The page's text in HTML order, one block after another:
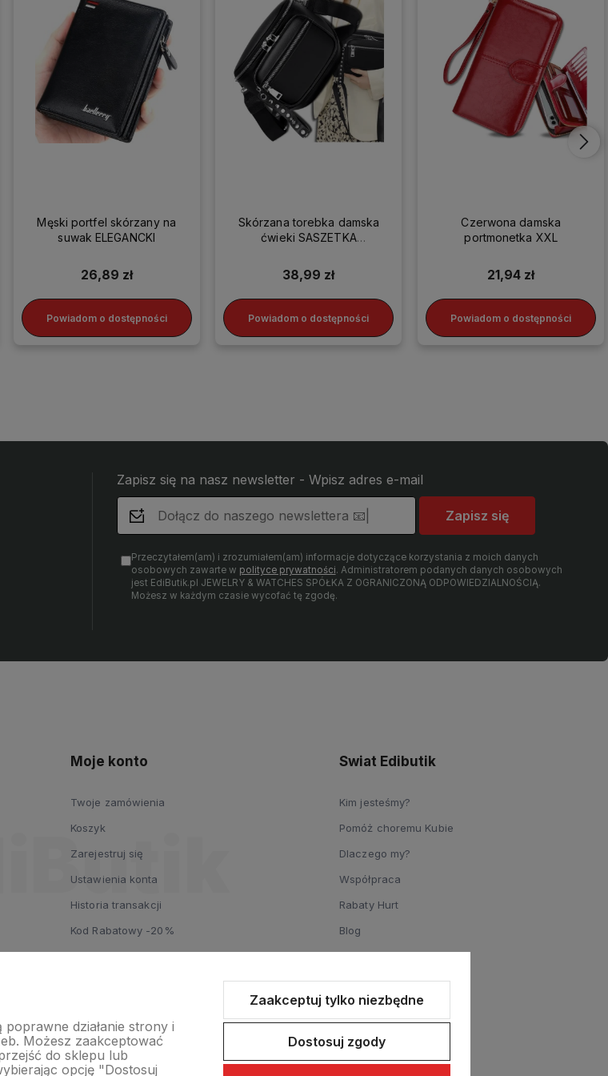
Męski portfel skórzany na
suwak ELEGANCKI
26,89 zł
Powiadom o dostępności
Skórzana torebka damska
ćwieki SASZETKA
38,99 zł
Powiadom o dostępności
Czerwona damska
portmonetka XXL
21,94 zł
Powiadom o dostępności
Zapisz się na nasz newsletter - Wpisz adres e-mail
Zapisz się
Przeczytałem(am) i zrozumiałem(am) informacje dotyczące korzystania z moich danych
osobowych zawarte w polityce prywatności. Administratorem podanych danych osobowych
jest EdiButik.pl JEWELRY & WATCHES SPÓŁKA Z OGRANICZONĄ ODPOWIEDZIALNOŚCIĄ.
Możesz w każdym czasie wycofać tę zgodę.
Moje konto
Twoje zamówienia
Koszyk
Zarejestruj się
Ustawienia konta
Historia transakcji
Kod Rabatowy -20%
Swiat Edibutik
Kim jesteśmy?
Pomóż choremu Kubie
Dlaczego my?
Współpraca
Rabaty Hurt
Blog
działanie strony i
Możesz zaakceptować
do sklepu lub
opcję "Dostosuj
Zaakceptuj tylko niezbędne
Dostosuj zgody